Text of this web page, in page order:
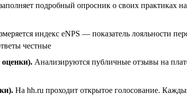
подробный опросник о своих практиках
индекс eNPS — показатель лояльности
честные
Анализируются публичные отзывы на
На hh.ru проходит открытое голосование.